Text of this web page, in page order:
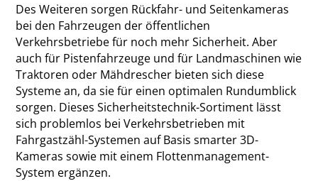
Des Weiteren sorgen Rückfahr- und Seitenkameras
bei den Fahrzeugen der öffentlichen
Verkehrsbetriebe für noch mehr Sicherheit. Aber
auch für Pistenfahrzeuge und für Landmaschinen wie
Traktoren oder Mähdrescher bieten sich diese
Systeme an, da sie für einen optimalen Rundumblick
sorgen. Dieses Sicherheitstechnik-Sortiment lässt
sich problemlos bei Verkehrsbetrieben mit
Fahrgastzähl-Systemen auf Basis smarter 3D-
Kameras sowie mit einem Flottenmanagement-
System ergänzen.